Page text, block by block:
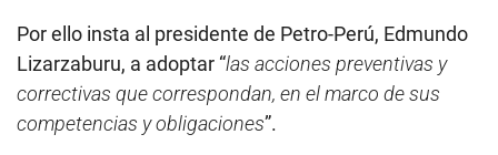
Por ello insta al presidente de Petro-Perú, Edmundo
Lizarzaburu, a adoptar “las acciones preventivas y
correctivas que correspondan, en el marco de sus
competencias y obligaciones”.